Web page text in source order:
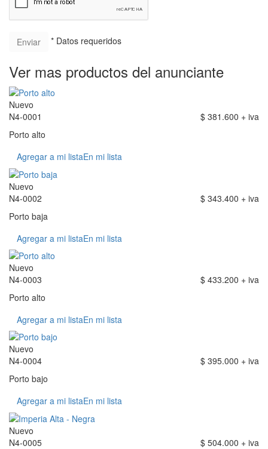
* Datos requeridos
Ver mas productos del anunciante
Nuevo
N4-0001
$ 381.600 + iva
Porto alto
Agregar a mi listaEn mi lista
Nuevo
N4-0002
$ 343.400 + iva
Porto baja
Agregar a mi listaEn mi lista
Nuevo
N4-0003
$ 433.200 + iva
Porto alto
Agregar a mi listaEn mi lista
Nuevo
N4-0004
$ 395.000 + iva
Porto bajo
Agregar a mi listaEn mi lista
Nuevo
N4-0005
$ 504.000 + iva